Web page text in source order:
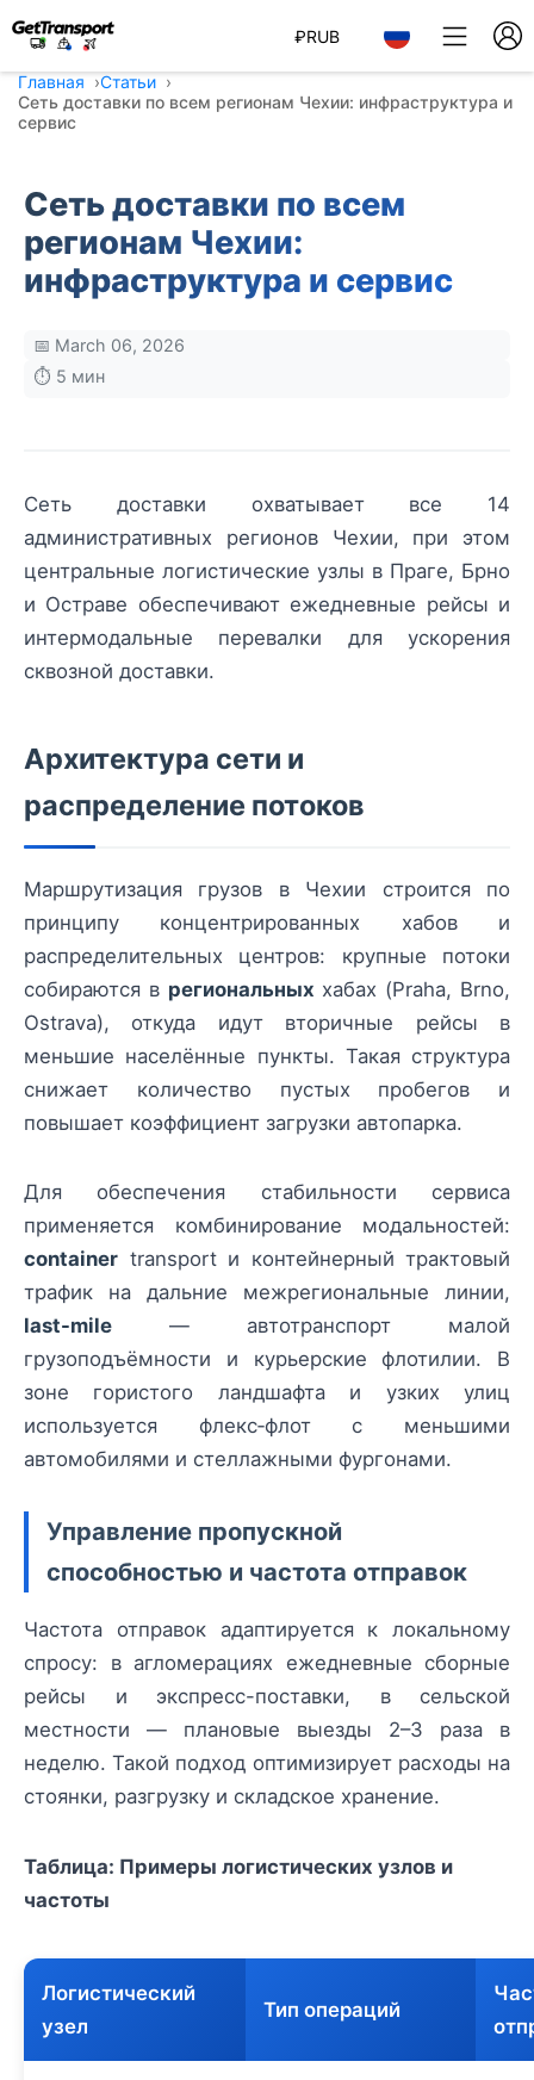
₽RUB
Главная
Статьи
Сеть доставки по всем регионам Чехии: инфраструктура и
сервис
Сеть доставки по всем
регионам Чехии:
инфраструктура и сервис
📅 March 06, 2026
⏱️ 5 мин
Сеть доставки охватывает все 14
административных регионов Чехии, при этом
центральные логистические узлы в Праге, Брно
и Остраве обеспечивают ежедневные рейсы и
интермодальные перевалки для ускорения
сквозной доставки.
Архитектура сети и
распределение потоков
Маршрутизация грузов в Чехии строится по
принципу концентрированных хабов и
распределительных центров: крупные потоки
собираются в региональных хабах (Praha, Brno,
Ostrava), откуда идут вторичные рейсы в
меньшие населённые пункты. Такая структура
снижает количество пустых пробегов и
повышает коэффициент загрузки автопарка.
Для обеспечения стабильности сервиса
применяется комбинирование модальностей:
container transport и контейнерный трактовый
трафик на дальние межрегиональные линии,
last-mile — автотранспорт малой
грузоподъёмности и курьерские флотилии. В
зоне гористого ландшафта и узких улиц
используется флекс‑флот с меньшими
автомобилями и стеллажными фургонами.
Управление пропускной
способностью и частота отправок
Частота отправок адаптируется к локальному
спросу: в агломерациях ежедневные сборные
рейсы и экспресс-поставки, в сельской
местности — плановые выезды 2–3 раза в
неделю. Такой подход оптимизирует расходы на
стоянки, разгрузку и складское хранение.
Таблица: Примеры логистических узлов и
частоты
Логистический
узел
Тип операций